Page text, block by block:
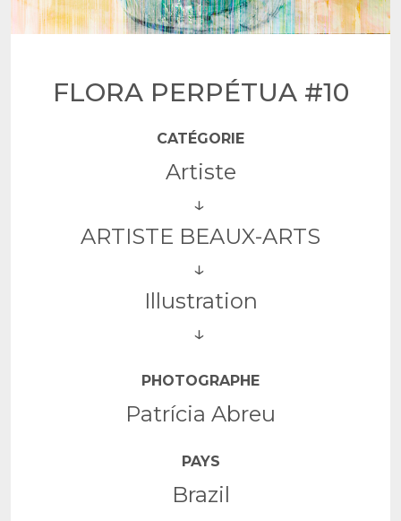
FLORA PERPÉTUA #10
CATÉGORIE
Artiste
ARTISTE BEAUX-ARTS
Illustration
PHOTOGRAPHE
Patrícia Abreu
PAYS
Brazil